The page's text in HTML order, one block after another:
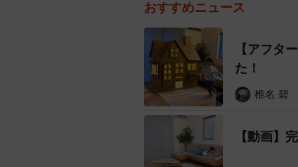
おすすめニュース
【アフタ
た！
椎名 碧
【動画】